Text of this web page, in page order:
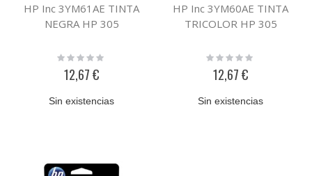
HP Inc 3YM61AE TINTA
NEGRA HP 305
Rating:
12,67 €
Sin existencias
HP Inc 3YM60AE TINTA
TRICOLOR HP 305
Rating:
12,67 €
Sin existencias